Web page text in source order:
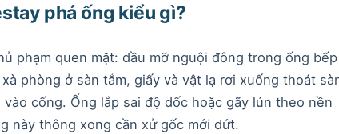
phá ống kiểu gì?
phạm quen mặt: dầu mỡ nguội đông trong ống bếp
phòng ở sàn tắm, giấy và vật lạ rơi xuống thoát
cống. Ống lắp sai độ dốc hoặc gãy lún theo nền
này thông xong cần xử gốc mới dứt.